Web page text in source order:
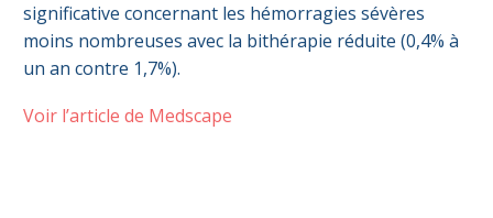
significative concernant les hémorragies sévères
moins nombreuses avec la bithérapie réduite (0,4% à
un an contre 1,7%).
Voir l’article de Medscape